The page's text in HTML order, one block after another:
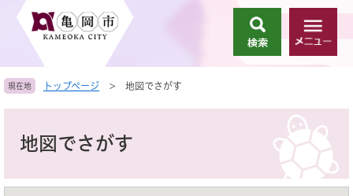
頭
で
飛
ば
へ
索
メ
ニ
現在地 トップページ > 地図でさがす
地図でさがす